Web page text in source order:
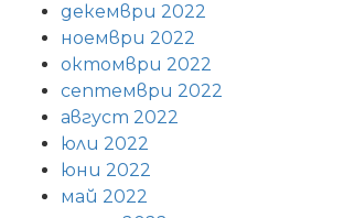
декември 2022
ноември 2022
октомври 2022
септември 2022
август 2022
юли 2022
юни 2022
май 2022